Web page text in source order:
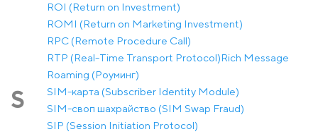
ROI (Return on Investment)
ROMI (Return on Marketing Investment)
RPC (Remote Procedure Call)
RTP (Real-Time Transport Protocol)Rich Message
Roaming (Роуминг)
S
SIM-карта (Subscriber Identity Module)
SIM-своп шахрайство (SIM Swap Fraud)
SIP (Session Initiation Protocol)